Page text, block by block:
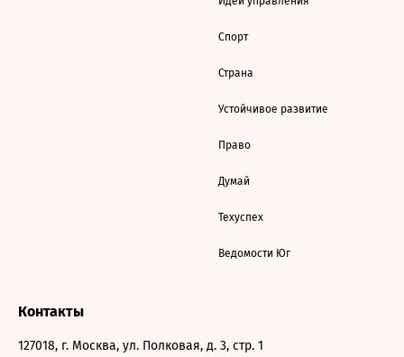
Спорт
Страна
Устойчивое развитие
Право
Думай
Техуспех
Ведомости Юг
Контакты
127018, г. Москва, ул. Полковая, д. 3, стр. 1